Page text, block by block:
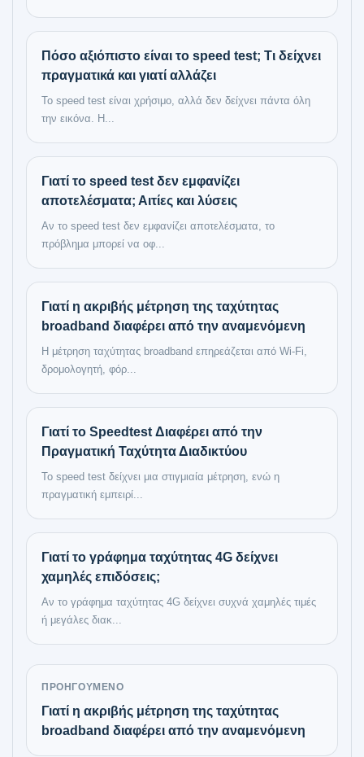
Πόσο αξιόπιστο είναι το speed test; Τι δείχνει
πραγματικά και γιατί αλλάζει
Το speed test είναι χρήσιμο, αλλά δεν δείχνει πάντα όλη
την εικόνα. Η...
Γιατί το speed test δεν εμφανίζει
αποτελέσματα; Αιτίες και λύσεις
Αν το speed test δεν εμφανίζει αποτελέσματα, το
πρόβλημα μπορεί να οφ...
Γιατί η ακριβής μέτρηση της ταχύτητας
broadband διαφέρει από την αναμενόμενη
Η μέτρηση ταχύτητας broadband επηρεάζεται από Wi-Fi,
δρομολογητή, φόρ...
Γιατί το Speedtest Διαφέρει από την
Πραγματική Ταχύτητα Διαδικτύου
Το speed test δείχνει μια στιγμιαία μέτρηση, ενώ η
πραγματική εμπειρί...
Γιατί το γράφημα ταχύτητας 4G δείχνει
χαμηλές επιδόσεις;
Αν το γράφημα ταχύτητας 4G δείχνει συχνά χαμηλές τιμές
ή μεγάλες διακ...
ΠΡΟΗΓΟΎΜΕΝΟ
Γιατί η ακριβής μέτρηση της ταχύτητας
broadband διαφέρει από την αναμενόμενη